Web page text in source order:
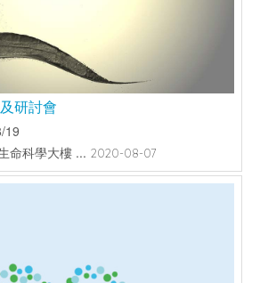
研討會
19
命科學大樓 ... 2020-08-07